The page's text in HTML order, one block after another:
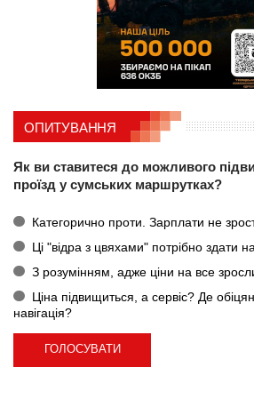
ОПИТУВАННЯ
Як ви ставитеся до можливого
проїзд у сумських маршрутках?
Категорично проти. Зарплати не
Ці "відра з цвяхами" потрібно здати
З розумінням, адже ціни на все
Ціна підвищиться, а сервіс? Де
навігація?